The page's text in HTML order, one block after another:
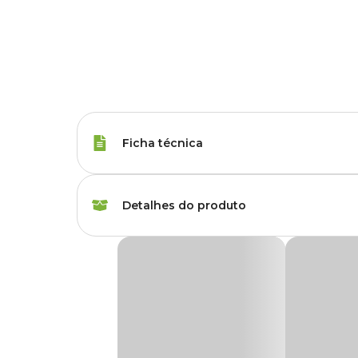
Ficha técnica
Peso da Ração 300 g
Detalhes do produto